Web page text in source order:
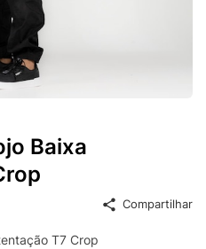
Baixa
Compartilhar
T7 Crop